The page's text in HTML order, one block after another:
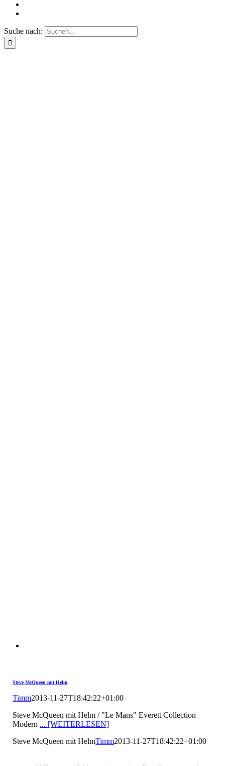
Suche nach:
Steve McQueen mit Helm
Timm2013-11-27T18:42:22+01:00
Steve McQueen mit Helm / "Le Mans" Everett Collection
Modern ... [WEITERLESEN]
Steve McQueen mit HelmTimm2013-11-27T18:42:22+01:00